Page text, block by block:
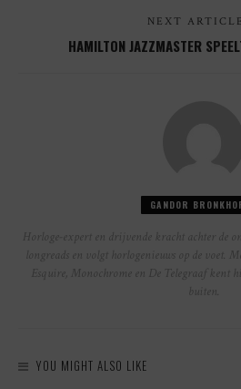
NEXT ARTICLE
HAMILTON JAZZMASTER
GANDOR
Horloge-expert en drijvende kracht achter de
longreads en volgt horlogenieuws op de voet.
Esquire, Monochrome en De Telegraaf kent
buiten.
YOU MIGHT ALSO LIKE